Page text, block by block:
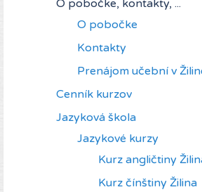
O pobočke, kontakty, ...
O pobočke
Kontakty
Prenájom učební v
Cenník kurzov
Jazyková škola
Jazykové kurzy
Kurz angličtiny
Kurz čínštiny Žilina